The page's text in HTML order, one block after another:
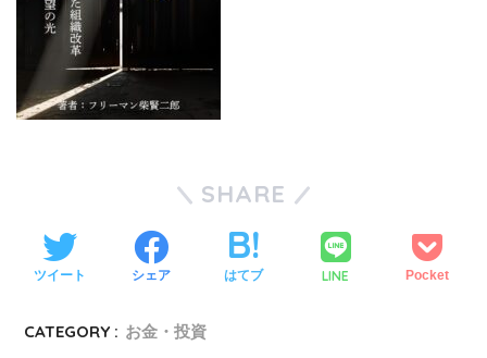
SHARE
ツイート シェア はてブ LINE Pocket
CATEGORY : お金・投資